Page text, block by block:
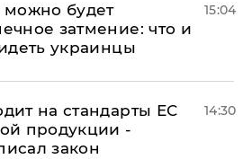
можно будет
затмение: что и
украинцы
15:04
на стандарты ЕС
продукции -
закон
14:30